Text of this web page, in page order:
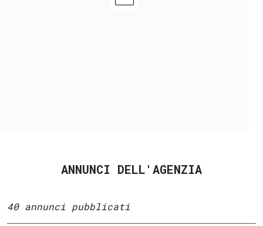
ANNUNCI DELL'AGENZIA
40 annunci pubblicati